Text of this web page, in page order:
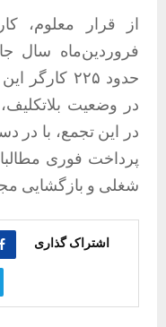
از قرار معلوم،
فروردین‌ماه سال
حدود ۲۲۵
در وضعیت
در این تجمع، با در
پرداخت فوری
شغلی و بازگشایی
اشتراک گذاری